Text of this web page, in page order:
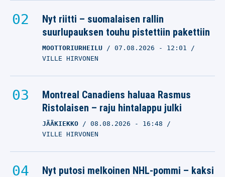
Nyt riitti – suomalaisen rallin
suurlupauksen touhu pistettiin pakettiin
MOOTTORIURHEILU 07.08.2026 - 12:01
VILLE HIRVONEN
Montreal Canadiens haluaa Rasmus
Ristolaisen – raju hintalappu julki
JÄÄKIEKKO 08.08.2026 - 16:48
VILLE HIRVONEN
Nyt putosi melkoinen NHL-pommi – kaksi